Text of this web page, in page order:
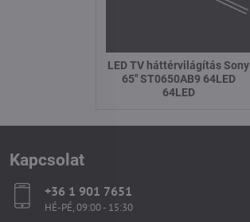
LED TV háttérvilágítás Sony
65" ST0650AB9 64LED
64LED
Kapcsolat
+36 1 901 7651
HÉ-PÉ, 09:00 - 15:30